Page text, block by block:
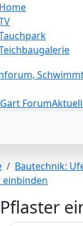
Forum
Bautechnik:
einbinden